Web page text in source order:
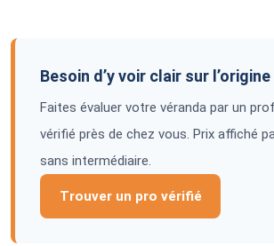
Besoin d’y voir clair sur
Faites évaluer votre véranda par un
vérifié près de chez vous. Prix affiché
sans intermédiaire.
Trouver un pro vérifié